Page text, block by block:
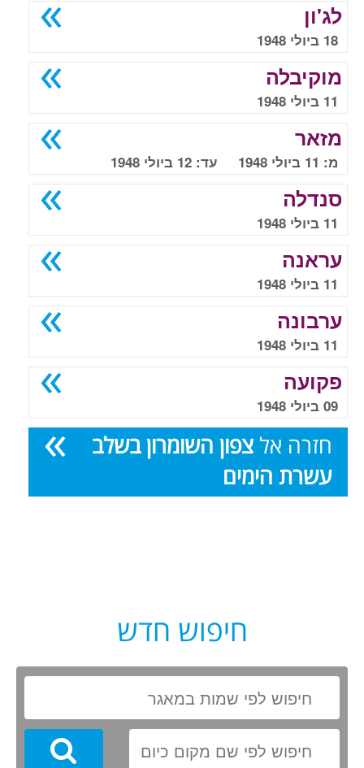
לג'ון
18 ביולי 1948
מוקיבלה
11 ביולי 1948
מזאר
מ: 11 ביולי 1948 עד: 12 ביולי 1948
סנדלה
11 ביולי 1948
עראנה
11 ביולי 1948
ערבונה
11 ביולי 1948
פקועה
09 ביולי 1948
חזרה אל צפון השומרון בשלב
עשרת הימים
חיפוש חדש